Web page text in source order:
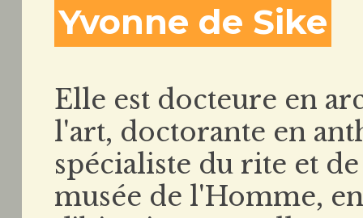
Yvonne de Sike
Elle est docteure en
l'art, doctorante en
spécialiste du rite et
musée de l'Homme,